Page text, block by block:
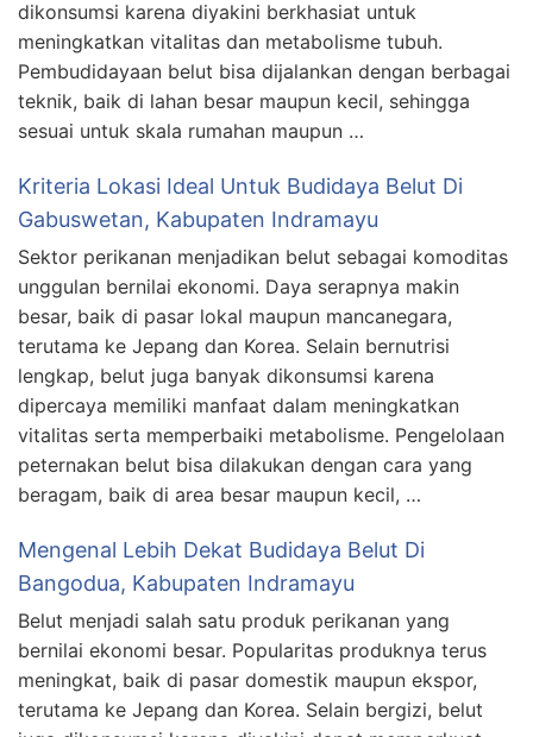
dikonsumsi karena diyakini berkhasiat untuk
meningkatkan vitalitas dan metabolisme tubuh.
Pembudidayaan belut bisa dijalankan dengan berbagai
teknik, baik di lahan besar maupun kecil, sehingga
sesuai untuk skala rumahan maupun …
Kriteria Lokasi Ideal Untuk Budidaya Belut Di
Gabuswetan, Kabupaten Indramayu
Sektor perikanan menjadikan belut sebagai komoditas
unggulan bernilai ekonomi. Daya serapnya makin
besar, baik di pasar lokal maupun mancanegara,
terutama ke Jepang dan Korea. Selain bernutrisi
lengkap, belut juga banyak dikonsumsi karena
dipercaya memiliki manfaat dalam meningkatkan
vitalitas serta memperbaiki metabolisme. Pengelolaan
peternakan belut bisa dilakukan dengan cara yang
beragam, baik di area besar maupun kecil, …
Mengenal Lebih Dekat Budidaya Belut Di
Bangodua, Kabupaten Indramayu
Belut menjadi salah satu produk perikanan yang
bernilai ekonomi besar. Popularitas produknya terus
meningkat, baik di pasar domestik maupun ekspor,
terutama ke Jepang dan Korea. Selain bergizi, belut